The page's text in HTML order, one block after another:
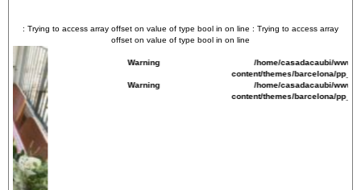
: Trying to access array offset on value of type bool in on line : Trying to access array
offset on value of type bool in on line
/home/casadacaubi/www/wp-
44
/home/casadacaubi/www/wp-
45